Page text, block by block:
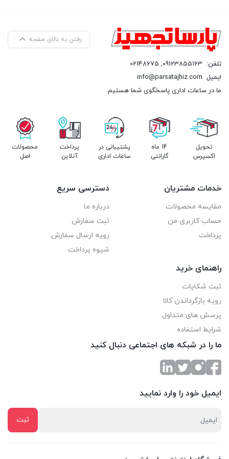
شدن آب
برای خرید محصول سفارش خود را در سایت ثبت کنید. همچنین می
توانید با کارشناسان فروش تماس حاصل فرمایید.
رفتن به بالای صفحه
تلفن: 09123855163
,
02148675
ایمیل info@parsatajhiz.com
ما در ساعات اداری پاسخگوی شما هستیم.
تحویل
اکسپرس
14 ماه
گارانتی
پشتیبانی در
ساعات اداری
پرداخت
آنلاین
محصولات
اصل
خدمات مشتریان
مقایسه محصولات
حساب کاربری من
پرداخت
دسترسی سریع
درباره ما
ثبت سفارش
رویه ارسال سفارش
شیوه پرداخت
راهنمای خرید
ثبت شکایات
رویه بازگرداندن کالا
پرسش های متداول
شرایط استفاده
ما را در شبکه های اجتماعی دنبال کنید
ایمیل خود را وارد نمایید